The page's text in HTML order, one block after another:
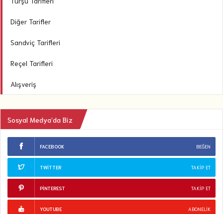
Diğer Tarifler
Sandviç Tarifleri
Reçel Tarifleri
Alışveriş
Sosyal Medya’da Biz
FACEBOOK BEĞEN
TWITTER TAKIP ET
PINTEREST TAKIP ET
YOUTUBE ABONELIK